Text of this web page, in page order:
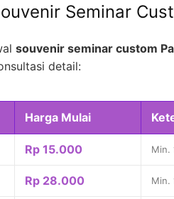
Seminar
souvenir seminar custom
detail:
Harga Mulai
Rp 15.000 Min.
Rp 28.000 Min.